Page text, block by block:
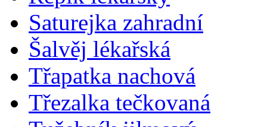
Saturejka zahradní
Šalvěj lékařská
Třapatka nachová
Třezalka tečkovaná